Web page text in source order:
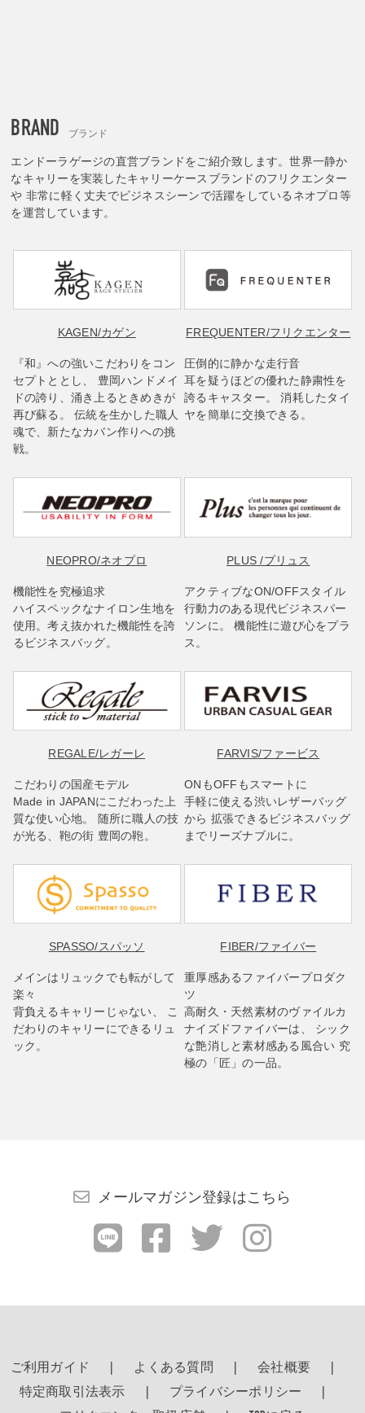
BRAND ブランド
エンドーラゲージの直営ブランドをご紹介致します。世界一静か
なキャリーを実装したキャリーケースブランドのフリクエンター
や 非常に軽く丈夫でビジネスシーンで活躍をしているネオプロ等
を運営しています。
KAGEN/カゲン
『和』への強いこだわりをコン
セプトととし、 豊岡ハンドメイ
ドの誇り、涌き上るときめきが
再び蘇る。 伝統を生かした職人
魂で、新たなカバン作りへの挑
戦。
FREQUENTER/フリクエンター
圧倒的に静かな走行音
耳を疑うほどの優れた静粛性を
誇るキャスター。 消耗したタイ
ヤを簡単に交換できる。
NEOPRO/ネオプロ
機能性を究極追求
ハイスペックなナイロン生地を
使用。考え抜かれた機能性を誇
るビジネスバッグ。
PLUS/プリュス
アクティブなON/OFFスタイル
行動力のある現代ビジネスパー
ソンに。 機能性に遊び心をプラ
ス。
REGALE/レガーレ
こだわりの国産モデル
Made in JAPANにこだわった上
質な使い心地。 随所に職人の技
が光る、鞄の街 豊岡の鞄。
FARVIS/ファービス
ONもOFFもスマートに
手軽に使える渋いレザーバッグ
から 拡張できるビジネスバッグ
までリーズナブルに。
SPASSO/スパッソ
メインはリュックでも転がして
楽々
背負えるキャリーじゃない、 こ
だわりのキャリーにできるリュ
ック。
FIBER/ファイバー
重厚感あるファイバープロダク
ツ
高耐久・天然素材のヴァイルカ
ナイズドファイバーは、 シック
な艶消しと素材感ある風合い 究
極の「匠」の一品。
メールマガジン登録はこちら
ご利用ガイド よくある質問
会社概要
特定商取引法表示
プライバシーポリシー